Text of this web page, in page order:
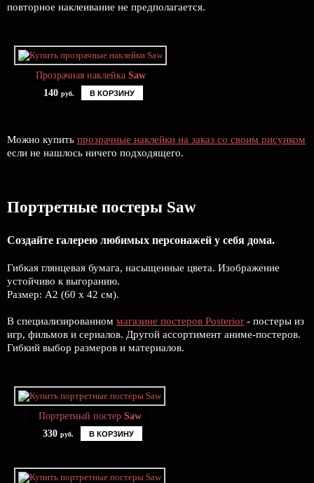
повторное наклеивание не предполагается.
Прозрачная наклейка Saw
140 руб. В КОРЗИНУ
Можно купить прозрачные наклейки на заказ со своим рисунком
если не нашлось ничего подходящего.
Портретные постеры Saw
Создайте галерею любимых персонажей у себя дома.
Гибкая глянцевая бумага, насыщенные цвета. Изображение
устойчиво к выгоранию.
Размер: А2 (60 х 42 см).
В специализированном магазине постеров Posterior - постеры из
игр, фильмов и сериалов. Другой ассортимент аниме-постеров.
Гибкий выбор размеров и материалов.
Портретный постер Saw
330 руб. В КОРЗИНУ